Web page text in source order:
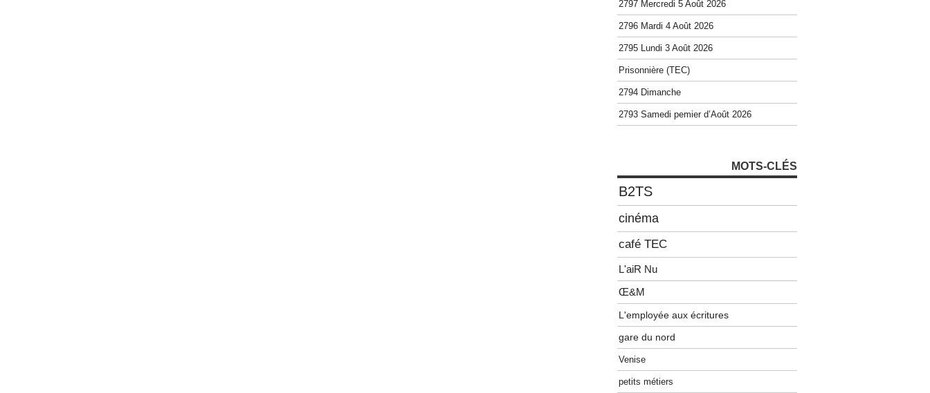
2797 Mercredi 5 Août 2026
2796 Mardi 4 Août 2026
2795 Lundi 3 Août 2026
Prisonnière (TEC)
2794 Dimanche
2793 Samedi pemier d’Août 2026
MOTS-CLÉS
B2TS
cinéma
café TEC
L'aiR Nu
Œ&M
L'employée aux écritures
gare du nord
Venise
petits métiers